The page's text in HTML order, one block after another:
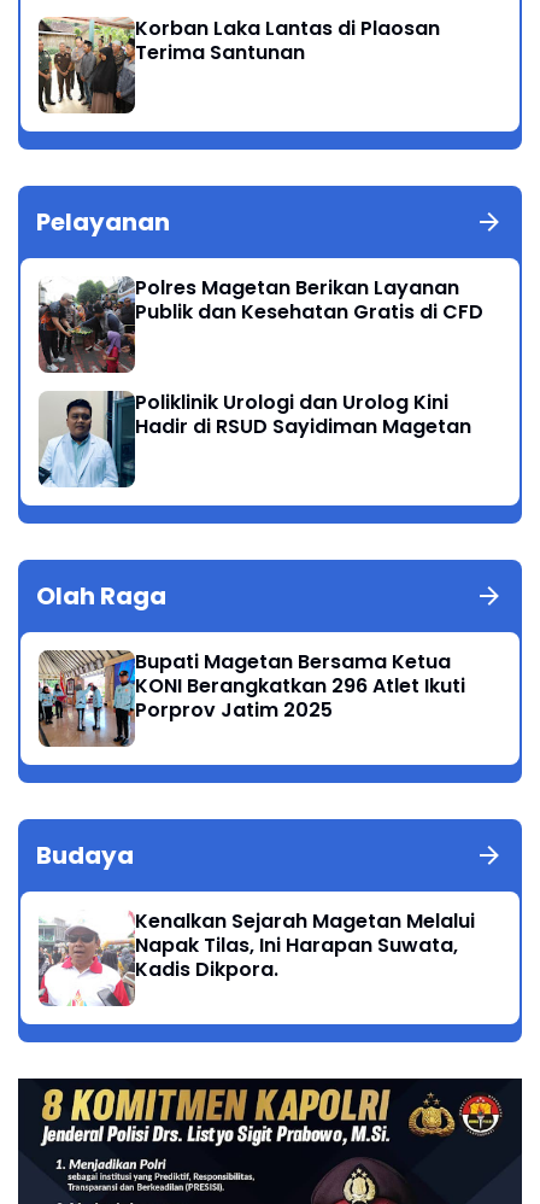
Korban Laka Lantas di Plaosan
Terima Santunan
Pelayanan
Polres Magetan Berikan Layanan
Publik dan Kesehatan Gratis di CFD
Poliklinik Urologi dan Urolog Kini
Hadir di RSUD Sayidiman Magetan
Olah Raga
Bupati Magetan Bersama Ketua
KONI Berangkatkan 296 Atlet Ikuti
Porprov Jatim 2025
Budaya
Kenalkan Sejarah Magetan Melalui
Napak Tilas, Ini Harapan Suwata,
Kadis Dikpora.